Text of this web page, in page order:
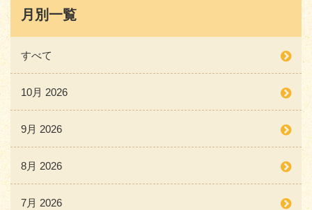
月別一覧
すべて
10月 2026
9月 2026
8月 2026
7月 2026